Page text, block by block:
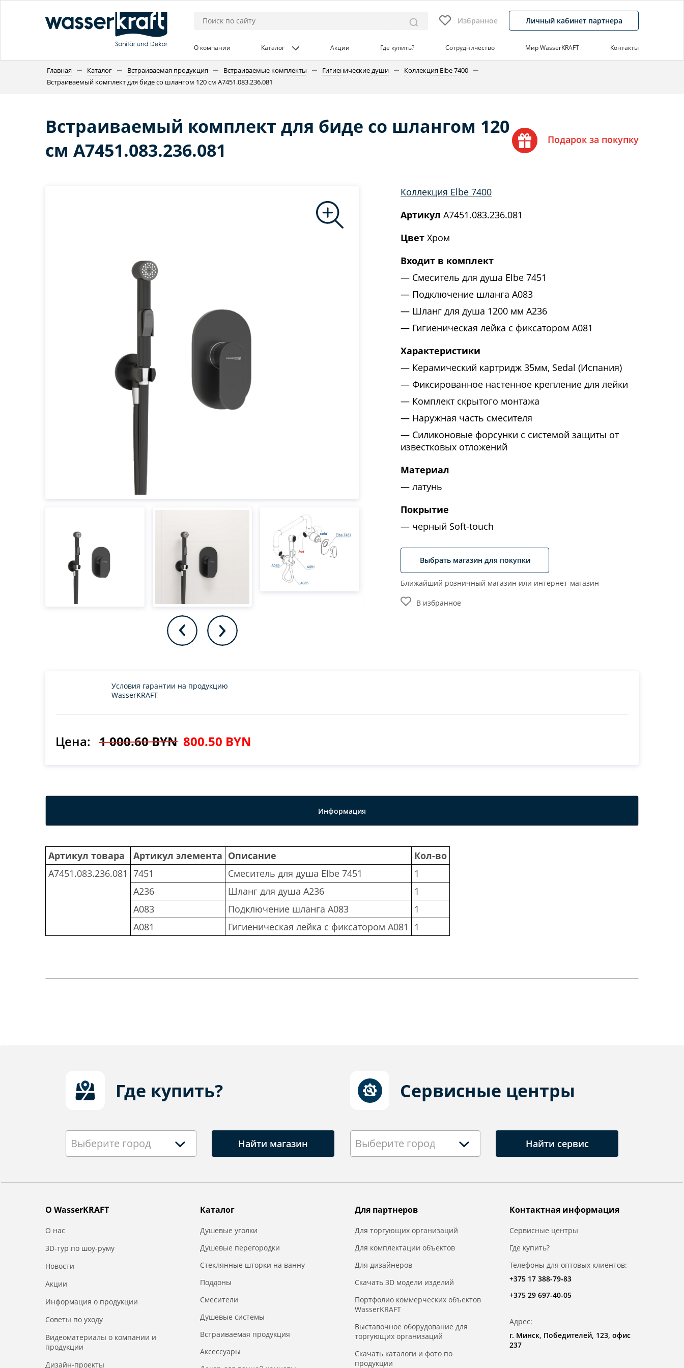
Избранное Личный кабинет партнера
О компании Каталог Акции Где купить? Сотрудничество Мир WasserKRAFT Контакты
Главная Каталог Встраиваемая продукция Встраиваемые комплекты Гигиенические души
Коллекция Elbe 7400
Встраиваемый комплект для биде со шлангом 120 см A7451.083.236.081
Встраиваемый комплект для биде со шлангом 120
см A7451.083.236.081
Подарок за покупку
Коллекция Elbe 7400
Артикул A7451.083.236.081
Цвет Хром
Входит в комплект
Смеситель для душа Elbe 7451
Подключение шланга A083
Шланг для душа 1200 мм А236
Гигиеническая лейка с фиксатором A081
Характеристики
Керамический картридж 35мм, Sedal (Испания)
Фиксированное настенное крепление для лейки
Комплект скрытого монтажа
Наружная часть смесителя
Силиконовые форсунки с системой защиты от
известковых отложений
Материал
латунь
Покрытие
черный Soft-touch
Выбрать магазин для покупки
Ближайший розничный магазин или интернет-магазин
В избранное
Условия гарантии на продукцию
WasserKRAFT
Цена: 1 000.60 BYN 800.50 BYN
Информация
Артикул товара
A7451.083.236.081
Артикул элемента
7451
A236
A083
A081
Описание
Смеситель для душа Elbe 7451
Шланг для душа A236
Подключение шланга A083
Гигиеническая лейка с фиксатором A081
Кол-во
1
1
1
1
Где купить?
Выберите город Найти магазин
Сервисные центры
Выберите город Найти сервис
О WasserKRAFT
О нас
3D-тур по шоу-руму
Новости
Акции
Информация о продукции
Советы по уходу
Видеоматериалы о компании и
продукции
Дизайн-проекты
Каталог
Душевые уголки
Душевые перегородки
Стеклянные шторки на ванну
Поддоны
Смесители
Душевые системы
Встраиваемая продукция
Аксессуары
Для партнеров
Для торгующих организаций
Для комплектации объектов
Для дизайнеров
Скачать 3D модели изделий
Портфолио коммерческих объектов
WasserKRAFT
Выставочное оборудование для
торгующих организаций
Скачать каталоги и фото по
продукции
Контактная информация
Сервисные центры
Где купить?
Телефоны для оптовых клиентов:
+375 17 388-79-83
+375 29 697-40-05
Адрес:
г. Минск, Победителей, 123, офис
237